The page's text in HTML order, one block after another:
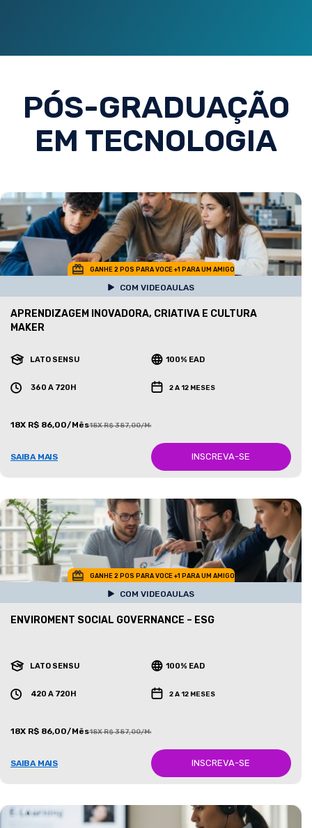
PÓS-GRADUAÇÃO
EM TECNOLOGIA
GANHE 2 POS PARA VOCE +1 PARA UM AMIGO
COM VIDEOAULAS
APRENDIZAGEM INOVADORA, CRIATIVA E CULTURA
MAKER
LATO SENSU 100% EAD
360 A 720H 2 A 12 MESES
18X R$ 86,00/Mês18X R$ 387,00/Mês
SAIBA MAIS INSCREVA-SE
GANHE 2 POS PARA VOCE +1 PARA UM AMIGO
COM VIDEOAULAS
ENVIROMENT SOCIAL GOVERNANCE – ESG
LATO SENSU 100% EAD
420 A 720H 2 A 12 MESES
18X R$ 86,00/Mês18X R$ 387,00/Mês
SAIBA MAIS INSCREVA-SE